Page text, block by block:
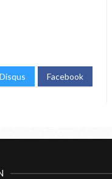
Disqus Facebook